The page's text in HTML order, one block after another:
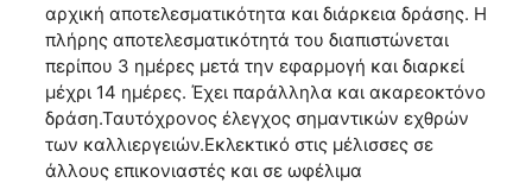
αρχική αποτελεσματικότητα και διάρκεια δράσης. Η
πλήρης αποτελεσματικότητά του διαπιστώνεται
περίπου 3 ημέρες μετά την εφαρμογή και διαρκεί
μέχρι 14 ημέρες. Έχει παράλληλα και ακαρεοκτόνο
δράση.Ταυτόχρονος έλεγχος σημαντικών εχθρών
των καλλιεργειών.Εκλεκτικό στις μέλισσες σε
άλλους επικονιαστές και σε ωφέλιμα